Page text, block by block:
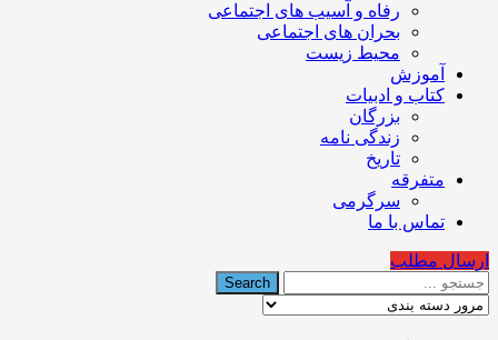
رفاه و آسیب های اجتماعی
بحران های اجتماعی
محیط زیست
آموزش
کتاب و ادبیات
بزرگان
زندگی نامه
تاریخ
متفرقه
سرگرمی
تماس با ما
ارسال مطلب